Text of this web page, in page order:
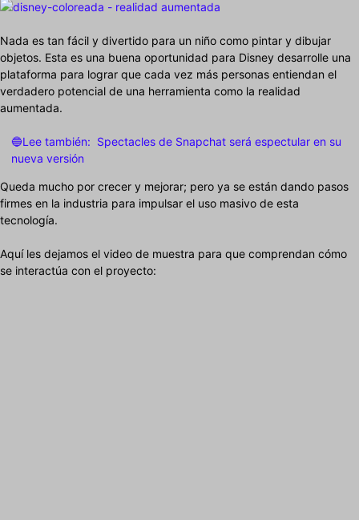
Nada es tan fácil y divertido para un niño como pintar y dibujar
objetos. Esta es una buena oportunidad para Disney desarrolle una
plataforma para lograr que cada vez más personas entiendan el
verdadero potencial de una herramienta como la realidad
aumentada.
🔵Lee también: Spectacles de Snapchat será espectular en su
nueva versión
Queda mucho por crecer y mejorar; pero ya se están dando pasos
firmes en la industria para impulsar el uso masivo de esta
tecnología.
Aquí les dejamos el video de muestra para que comprendan cómo
se interactúa con el proyecto: